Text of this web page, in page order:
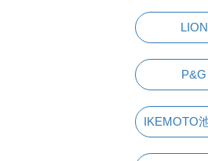
LION
P&G